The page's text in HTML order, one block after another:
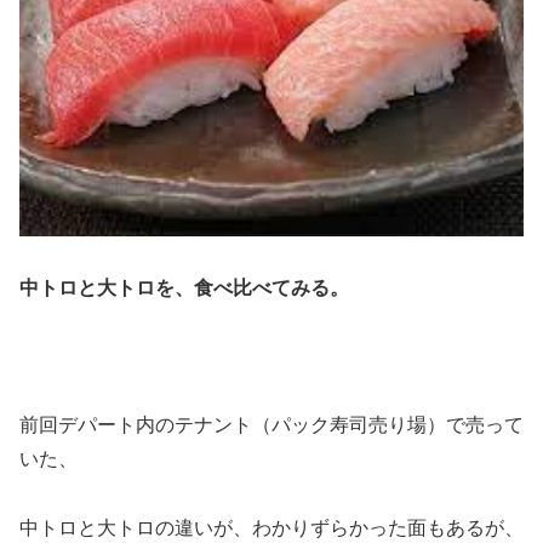
中トロと大トロを、食べ比べてみる。
前回デパート内のテナント（パック寿司売り場）で売って
いた、
中トロと大トロの違いが、わかりずらかった面もあるが、